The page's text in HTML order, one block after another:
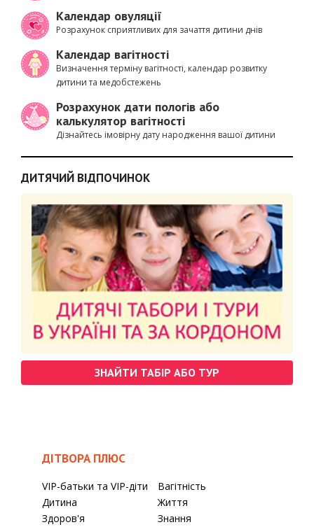
Календар овуляції
Розрахунок сприятливих для зачаття дитини днів
Календар вагітності
Визначення терміну вагітності, календар розвитку
дитини та медобстежень
Розрахунок дати пологів або
калькулятор вагітності
Дізнайтесь імовірну дату народження вашої дитини
ДИТЯЧИЙ ВІДПОЧИНОК
ЗНАЙТИ ТАБІР АБО ТУР
ДІТВОРА ПЛЮС
VIP-батьки та VIP-діти
Вагітність
Дитина
Життя
Здоров'я
Знання